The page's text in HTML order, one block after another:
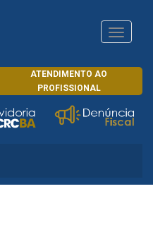
ATENDIMENTO AO
PROFISSIONAL
CRCRJ